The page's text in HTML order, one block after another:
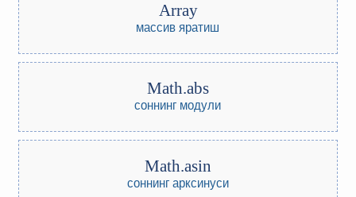
Array
массив яратиш
Math.abs
соннинг модули
Math.asin
соннинг арксинуси